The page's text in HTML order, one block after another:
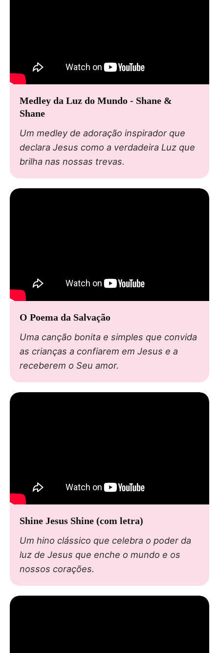
Medley da Luz do Mundo - Shane &
Shane
Um medley de adoração inspirador que
declara Jesus como a verdadeira Luz que
brilha nas nossas trevas.
O Poema da Salvação
Uma canção bonita e simples que convida
as crianças a confiarem em Jesus e a
receberem o Seu amor.
Shine Jesus Shine (com letra)
Um hino clássico que celebra o poder da
luz de Jesus que enche o mundo e os
nossos corações.